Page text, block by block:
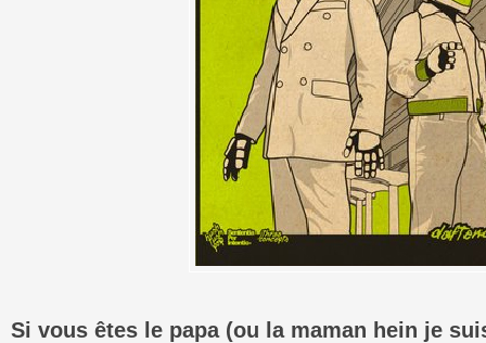
Si vous êtes le papa (ou la maman hein je